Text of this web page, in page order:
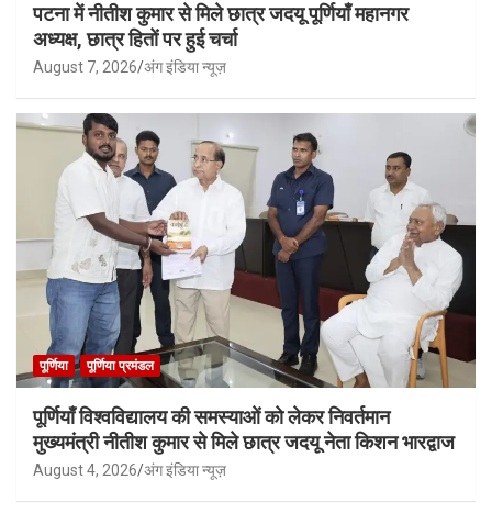
पटना में नीतीश कुमार से मिले छात्र जदयू पूर्णियाँ महानगर
अध्यक्ष, छात्र हितों पर हुई चर्चा
August 7, 2026 अंग इंडिया न्यूज़
पूर्णिया पूर्णिया प्रमंडल
पूर्णियाँ विश्वविद्यालय की समस्याओं को लेकर निवर्तमान
मुख्यमंत्री नीतीश कुमार से मिले छात्र जदयू नेता किशन भारद्वाज
August 4, 2026 अंग इंडिया न्यूज़